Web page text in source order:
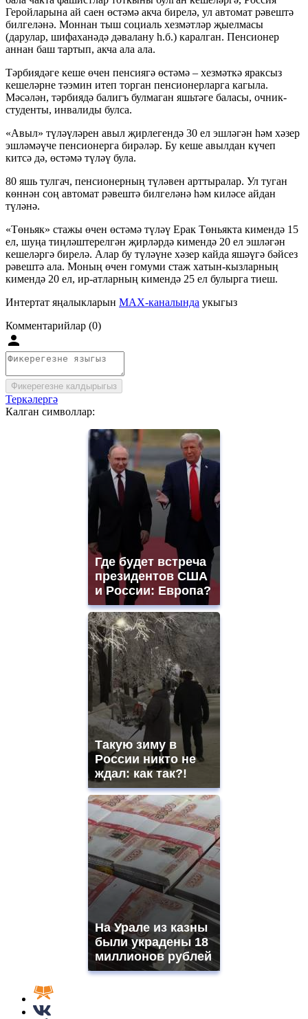
Геройларына ай саен өстәмә акча бирелә, ул автомат рәвештә
билгеләнә. Моннан тыш социаль хезмәтләр җыелмасы
(дарулар, шифаханәдә дәвалану һ.б.) каралган. Пенсионер
аннан баш тартып, акча ала ала.
Тәрбиядәге кеше өчен пенсиягә өстәмә – хезмәткә яраксыз
кешеләрне тәэмин итеп торган пенсионерларга кагыла.
Мәсәлән, тәрбиядә балигъ булмаган яшьтәге баласы, очник-
студенты, инвалиды булса.
«Авыл» түләүләрен авыл җирлегендә 30 ел эшләгән һәм хәзер
эшләмәүче пенсионерга бирәләр. Бу кеше авылдан күчеп
китсә дә, өстәмә түләү була.
80 яшь тулгач, пенсионерның түләвен арттыралар. Ул туган
көннән соң автомат рәвештә билгеләнә һәм киләсе айдан
түләнә.
«Төньяк» стажы өчен өстәмә түләү Ерак Төньякта кимендә 15
ел, шуңа тиңләштерелгән җирләрдә кимендә 20 ел эшләгән
кешеләргә бирелә. Алар бу түләүне хәзер кайда яшәүгә бәйсез
рәвештә ала. Моның өчен гомуми стаж хатын-кызларның
кимендә 20 ел, ир-атларның кимендә 25 ел булырга тиеш.
Интертат яңалыкларын MAX-каналында укыгыз
Комментарийлар (0)
Фикерегезне калдырыгыз
Теркәлергә
Калган символлар:
Где будет встреча
президентов США
и России: Европа?
Такую зиму в
России никто не
ждал: как так?!
На Урале из казны
были украдены 18
миллионов рублей